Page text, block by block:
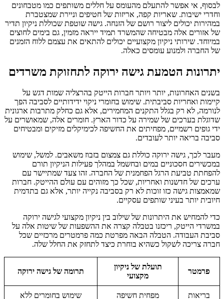
לבסוף, אי אפשר להתעלם מהעומס על חללים משותפים כמו מטבחונים
וחדרי ישיבות. שאריות קפה, אריזות של חטיפים וניירת שמצטברת
במהירות יכולים ליצור רושם של הזנחה. גישה שוטפת שכוללת ניקיון תדיר
של אזורים אלה מבטיחה שהמשרד תמיד ייראה מזמין, גם בימים לחוצים
במיוחד. שירותי ניקיון מקצועיים יכולים להתאים את עצמם ללוח הזמנים
של החברה ולמנוע עומסים כאלה.
יתרונות הטמעת גישה ירוקה לתחזוקת משרדים
בשנים האחרונות, יותר ויותר חברות הייטק בהרצליה שמות דגש על
קיימות ואחריות סביבתית. שימוש בחומרי ניקוי ידידותיים לסביבה הפך
לנורמה, לא רק בגלל התקנים המחמירים, אלא גם כחלק מתרבות ארגונית
שדוגלת בערכים של שמירה על כדור הארץ. חומרים אלה, שמאושרים על
ידי גופים רשמיים, מפחיתים את החשיפה לכימיקלים מזיקים ומבטיחים
סביבה בריאה יותר לעובדים.
מעבר לכך, גישה ירוקה כוללת גם צמצום בזבוז משאבים. למשל, שימוש
במכשירים חסכוניים במים ובחשמל במהלך פעילות הניקיון תורם
להפחתת טביעת הרגל הפחמנית של החברה. זהו צעד שמתיישר עם
ערכים של חדשנות ואחריות, שכל כך מזוהים עם עולם ההייטק. חברות
שמאמצות גישה כזו זוכות לא רק בסביבה נקייה יותר, אלא גם בתדמית
חיובית יותר בעיני שותפים עסקיים.
כדי להמחיש את היתרונות של שילוב בין ניקיון מקצועי לגישה ירוקה
במשרדי הייטק, ריכזנו בטבלה קצרה את ההשפעות של שיטות אלה על
סביבת העבודה. הטבלה הבאה מפרטת כמה פרמטרים מרכזיים שכל
חברה צריכה לשקול כשהיא בוחרת כיצד לתחזק את החלל שלה.
פרמטר
תועלת של ניקיון
מקצועי
תרומה של גישה ירוקה
בריאות מפחית חשיפה שימוש בחומרים ללא